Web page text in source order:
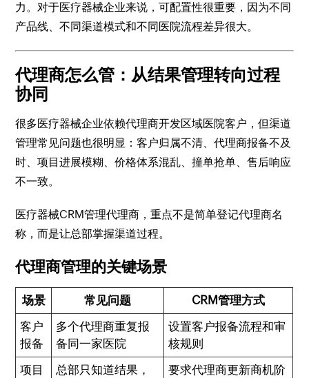
力。对于医疗器械企业来说，可配置性很重要，因为不同
产品线、不同渠道模式和不同医院流程差异很大。
代理商怎么管：从结果管理转向过程
协同
很多医疗器械企业依赖代理商开发区域医院客户，但渠道
管理常见问题也很明显：客户归属不清、代理商报备不及
时、项目进展模糊、价格体系混乱、撞单抢单、售后响应
不一致。
医疗器械CRM管理代理商，重点不是简单登记代理商名
称，而是让总部掌握渠道过程。
代理商管理的关键场景
场景 常见问题
CRM管理方式
客户
报备
多个代理商重复报
备同一家医院
设置客户报备流程和审
核规则
项目
总部只知道结果，
要求代理商更新商机阶